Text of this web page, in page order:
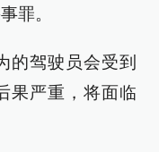
罪。
的驾驶员会受到
果严重，将面临